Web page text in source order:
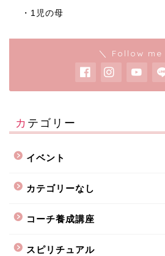
・1児の母
＼ Follow me
カテゴリー
イベント
カテゴリーなし
コーチ養成講座
スピリチュアル